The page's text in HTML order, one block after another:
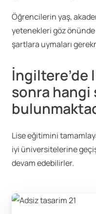
Öğrencilerin yaş,
yetenekleri göz
şartlara uymaları
sonra hangi
Lise eğitimini
iyi üniversitelerine
devam edebilirler.